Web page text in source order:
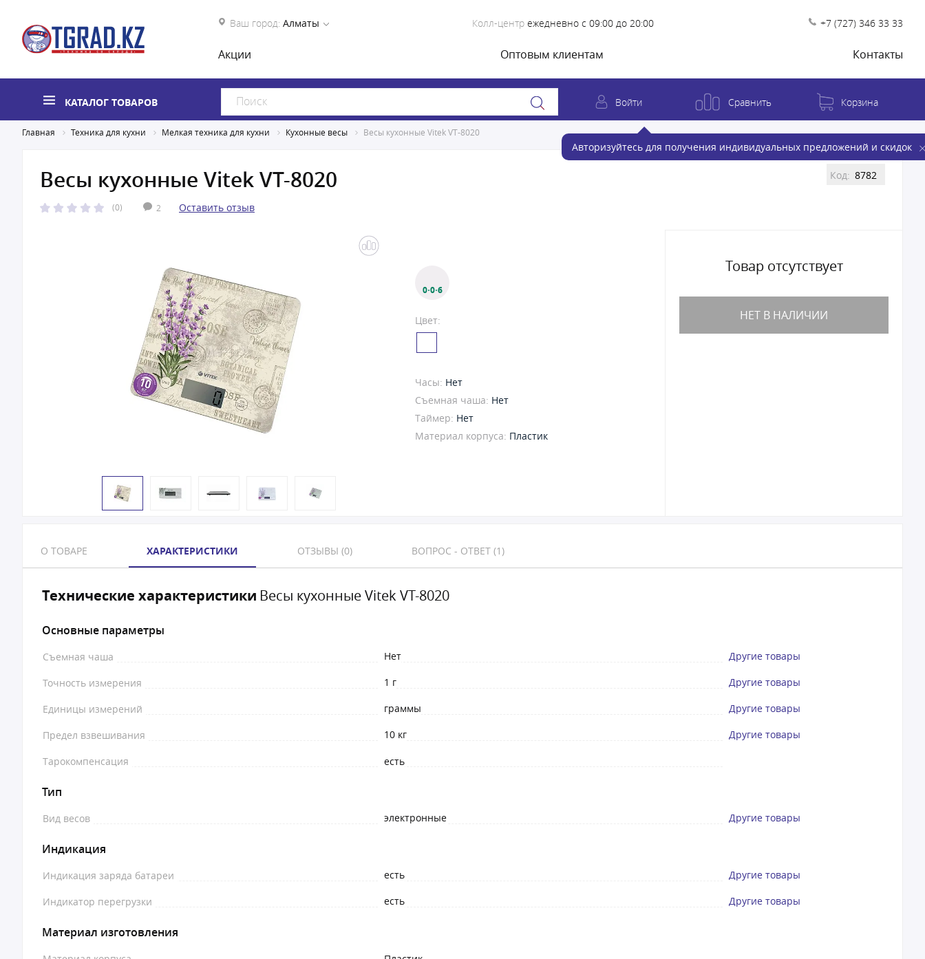
Ваш город: Алматы Колл-центр ежедневно с 09:00 до 20:00 +7 (727) 346 33 33
Акции Оптовым клиентам Контакты
КАТАЛОГ ТОВАРОВ Войти
Авторизуйтесь для получения индивидуальных предложений и скидок
Сравнить Корзина
Главная Техника для кухни Мелкая техника для кухни Кухонные весы Весы кухонные Vitek VT-8020
Весы кухонные Vitek VT-8020
(0) 2 Оставить отзыв
Код: 8782
0·0·6
Цвет:
Часы: Нет
Съемная чаша: Нет
Таймер: Нет
Материал корпуса: Пластик
Товар отсутствует
НЕТ В НАЛИЧИИ
О ТОВАРЕ ХАРАКТЕРИСТИКИ ОТЗЫВЫ (0) ВОПРОС - ОТВЕТ (1)
Технические характеристики Весы кухонные Vitek VT-8020
Основные параметры
Съемная чаша Нет Другие товары
Точность измерения 1 г Другие товары
Единицы измерений граммы Другие товары
Предел взвешивания 10 кг Другие товары
Тарокомпенсация есть
Тип
Вид весов электронные Другие товары
Индикация
Индикация заряда батареи есть Другие товары
Индикатор перегрузки есть Другие товары
Материал изготовления